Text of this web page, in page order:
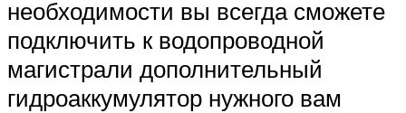
необходимости вы всегда сможете
подключить к водопроводной
магистрали дополнительный
гидроаккумулятор нужного вам